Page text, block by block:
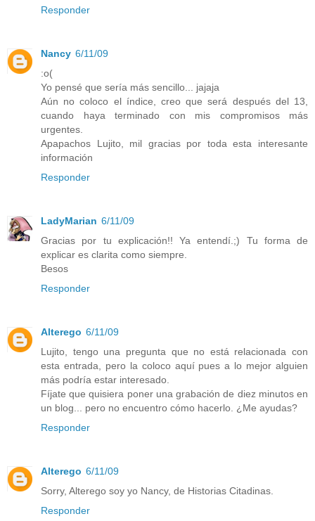
Responder
Nancy 6/11/09
:o(
Yo pensé que sería más sencillo... jajaja
Aún no coloco el índice, creo que será después del 13,
cuando haya terminado con mis compromisos más
urgentes.
Apapachos Lujito, mil gracias por toda esta interesante
información
Responder
LadyMarian 6/11/09
Gracias por tu explicación!! Ya entendí.;) Tu forma de
explicar es clarita como siempre.
Besos
Responder
Alterego 6/11/09
Lujito, tengo una pregunta que no está relacionada con
esta entrada, pero la coloco aquí pues a lo mejor alguien
más podría estar interesado.
Fíjate que quisiera poner una grabación de diez minutos en
un blog... pero no encuentro cómo hacerlo. ¿Me ayudas?
Responder
Alterego 6/11/09
Sorry, Alterego soy yo Nancy, de Historias Citadinas.
Responder